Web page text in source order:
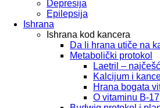
Depresija
Epilepsija
Ishrana
Ishrana kod kancera
Da li hrana utiče na
Metabolički protokol
Laetril –
Kalcijum i
Hrana bogata
O vitaminu B-17